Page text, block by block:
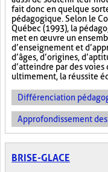
fait donc en quelque
pédagogique. Selon le
Québec (1993), la
met en œuvre un
d’enseignement et
d’âges, d’origines,
d’atteindre par des
ultimement, la réussite
Différenciation
Approfondissement
BRISE-GLACE